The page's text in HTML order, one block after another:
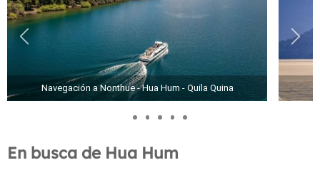
Navegación a Nonthue - Hua Hum - Quila Quina
En busca de Hua Hum